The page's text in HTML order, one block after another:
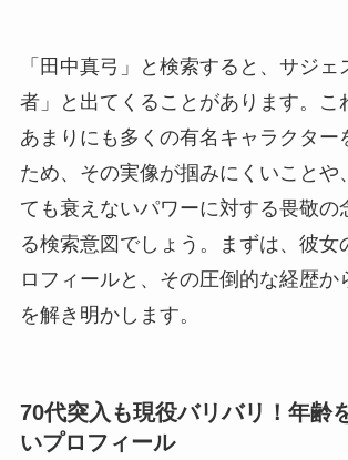
「田中真弓」と検索すると、サジェ
者」と出てくることがあります。こ
あまりにも多くの有名キャラクター
ため、その実像が掴みにくいことや
ても衰えないパワーに対する畏敬の
る検索意図でしょう。まずは、彼女
ロフィールと、その圧倒的な経歴か
を解き明かします。
70代突入も現役バリバリ！年齢
いプロフィール